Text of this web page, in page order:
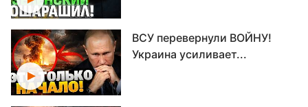
ВСУ перевернули ВОЙНУ!
Украина усиливает...